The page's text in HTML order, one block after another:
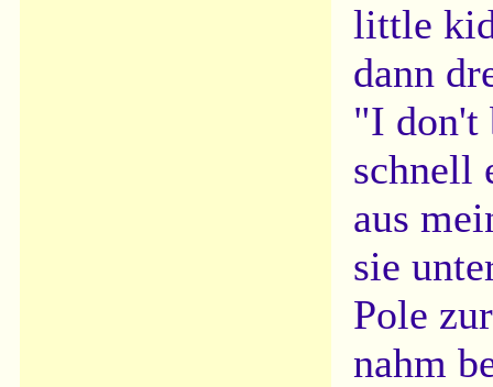
little
dann
"I don't
schnell
aus
sie
Pole
nahm